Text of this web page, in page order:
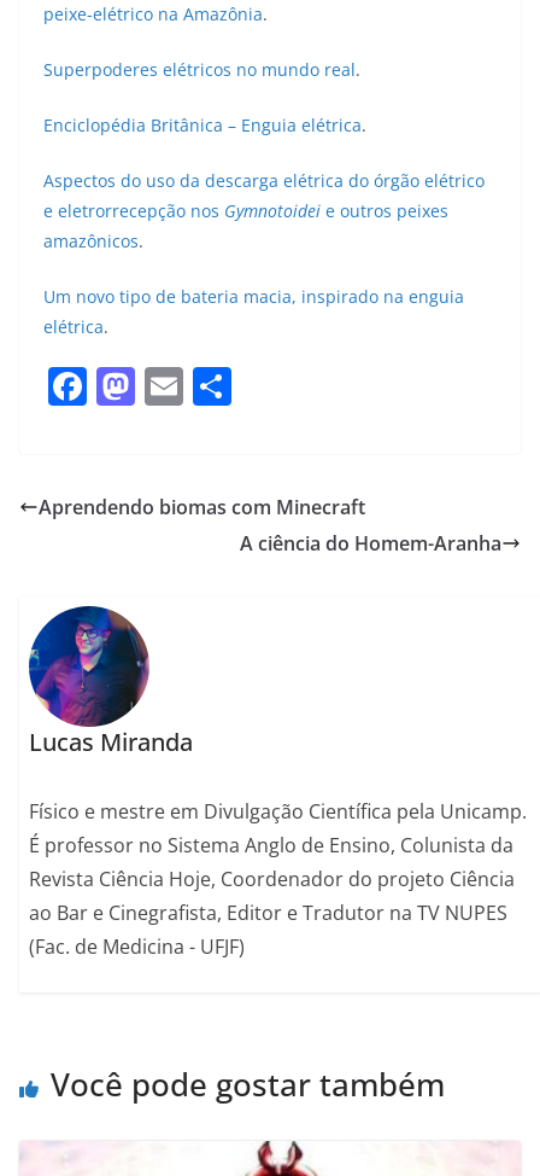
peixe-elétrico na Amazônia.
Superpoderes elétricos no mundo real.
Enciclopédia Britânica – Enguia elétrica.
Aspectos do uso da descarga elétrica do órgão elétrico
e eletrorrecepção nos Gymnotoidei e outros peixes
amazônicos.
Um novo tipo de bateria macia, inspirado na enguia
elétrica.
F
e
o
k
M
o
n
E
l e
Aprendendo biomas com Minecraft
A ciência do Homem-Aranha
Lucas Miranda
Físico e mestre em Divulgação Científica pela Unicamp.
É professor no Sistema Anglo de Ensino, Colunista da
Revista Ciência Hoje, Coordenador do projeto Ciência
ao Bar e Cinegrafista, Editor e Tradutor na TV NUPES
(Fac. de Medicina - UFJF)
Você pode gostar também